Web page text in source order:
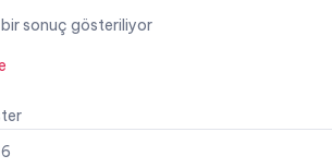
bir sonuç gösteriliyor